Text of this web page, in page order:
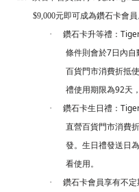
$9,000元即可成為鑽石卡會員
· 鑽石卡升等禮：
條件則會於7日內自
百貨門市消費折抵
禮使用期限為92天
· 鑽石卡生日禮：
直營百貨門市消費
發。生日禮發送日
看使用。
·
鑽石卡會員享有不定